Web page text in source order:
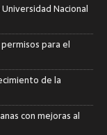
Nacional
para el
de la
con mejoras al